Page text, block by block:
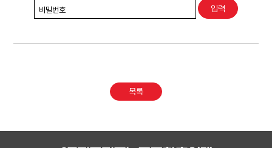
비밀번호
목록
권리찾기수첩 검색
찾아보기